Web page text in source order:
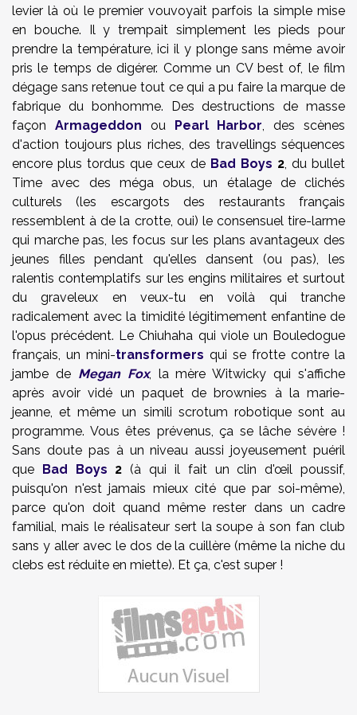
levier là où le premier vouvoyait parfois la simple mise
en bouche. Il y trempait simplement les pieds pour
prendre la température, ici il y plonge sans même avoir
pris le temps de digérer. Comme un CV best of, le film
dégage sans retenue tout ce qui a pu faire la marque de
fabrique du bonhomme. Des destructions de masse
façon Armageddon ou Pearl Harbor, des scènes
d'action toujours plus riches, des travellings séquences
encore plus tordus que ceux de Bad Boys 2, du bullet
Time avec des méga obus, un étalage de clichés
culturels (les escargots des restaurants français
ressemblent à de la crotte, oui) le consensuel tire-larme
qui marche pas, les focus sur les plans avantageux des
jeunes filles pendant qu'elles dansent (ou pas), les
ralentis contemplatifs sur les engins militaires et surtout
du graveleux en veux-tu en voilà qui tranche
radicalement avec la timidité légitimement enfantine de
l'opus précédent. Le Chiuhaha qui viole un Bouledogue
français, un mini-transformers qui se frotte contre la
jambe de Megan Fox, la mère Witwicky qui s'affiche
après avoir vidé un paquet de brownies à la marie-
jeanne, et même un simili scrotum robotique sont au
programme. Vous êtes prévenus, ça se lâche sévère !
Sans doute pas à un niveau aussi joyeusement puéril
que Bad Boys 2 (à qui il fait un clin d'œil poussif,
puisqu'on n'est jamais mieux cité que par soi-même),
parce qu'on doit quand même rester dans un cadre
familial, mais le réalisateur sert la soupe à son fan club
sans y aller avec le dos de la cuillère (même la niche du
clebs est réduite en miette). Et ça, c'est super !